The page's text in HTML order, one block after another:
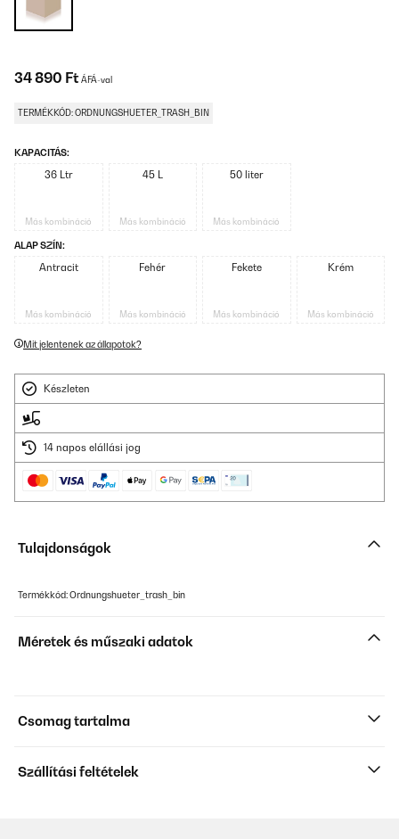
34 890 Ft ÁFÁ-val
TERMÉKKÓD: ORDNUNGSHUETER_TRASH_BIN
KAPACITÁS:
36 Ltr
Más kombináció
45 L
Más kombináció
50 liter
Más kombináció
ALAP SZÍN:
Antracit
Más kombináció
Fehér
Más kombináció
Fekete
Más kombináció
Krém
Más kombináció
Mit jelentenek az állapotok?
Készleten
14 napos elállási jog
Tulajdonságok
Termékkód: Ordnungshueter_trash_bin
Méretek és műszaki adatok
Csomag tartalma
Szállítási feltételek